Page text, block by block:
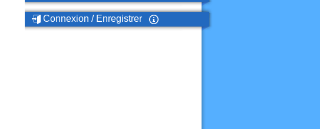
Connexion / Enregistrer